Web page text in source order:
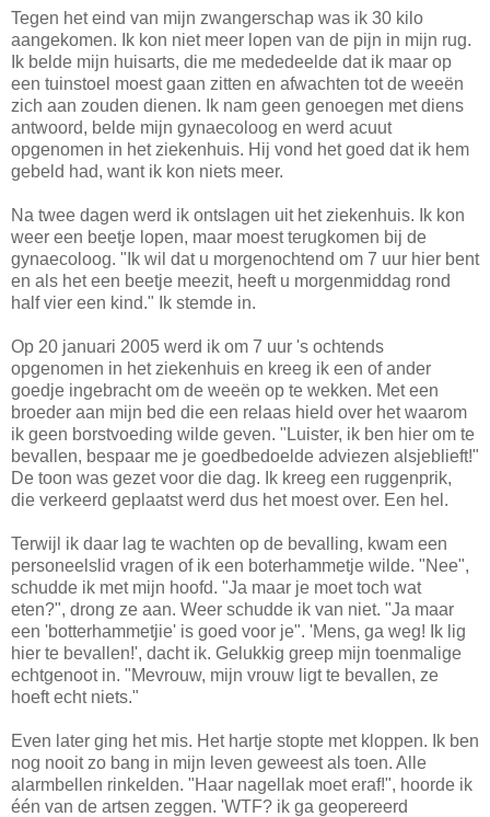
Tegen het eind van mijn zwangerschap was ik 30 kilo
aangekomen. Ik kon niet meer lopen van de pijn in mijn rug.
Ik belde mijn huisarts, die me mededeelde dat ik maar op
een tuinstoel moest gaan zitten en afwachten tot de weeën
zich aan zouden dienen. Ik nam geen genoegen met diens
antwoord, belde mijn gynaecoloog en werd acuut
opgenomen in het ziekenhuis. Hij vond het goed dat ik hem
gebeld had, want ik kon niets meer.
Na twee dagen werd ik ontslagen uit het ziekenhuis. Ik kon
weer een beetje lopen, maar moest terugkomen bij de
gynaecoloog. "Ik wil dat u morgenochtend om 7 uur hier bent
en als het een beetje meezit, heeft u morgenmiddag rond
half vier een kind." Ik stemde in.
Op 20 januari 2005 werd ik om 7 uur 's ochtends
opgenomen in het ziekenhuis en kreeg ik een of ander
goedje ingebracht om de weeën op te wekken. Met een
broeder aan mijn bed die een relaas hield over het waarom
ik geen borstvoeding wilde geven. "Luister, ik ben hier om te
bevallen, bespaar me je goedbedoelde adviezen alsjeblieft!"
De toon was gezet voor die dag. Ik kreeg een ruggenprik,
die verkeerd geplaatst werd dus het moest over. Een hel.
Terwijl ik daar lag te wachten op de bevalling, kwam een
personeelslid vragen of ik een boterhammetje wilde. "Nee",
schudde ik met mijn hoofd. "Ja maar je moet toch wat
eten?", drong ze aan. Weer schudde ik van niet. "Ja maar
een 'botterhammetjie' is goed voor je". 'Mens, ga weg! Ik lig
hier te bevallen!', dacht ik. Gelukkig greep mijn toenmalige
echtgenoot in. "Mevrouw, mijn vrouw ligt te bevallen, ze
hoeft echt niets."
Even later ging het mis. Het hartje stopte met kloppen. Ik ben
nog nooit zo bang in mijn leven geweest als toen. Alle
alarmbellen rinkelden. "Haar nagellak moet eraf!", hoorde ik
één van de artsen zeggen. 'WTF? ik ga geopereerd